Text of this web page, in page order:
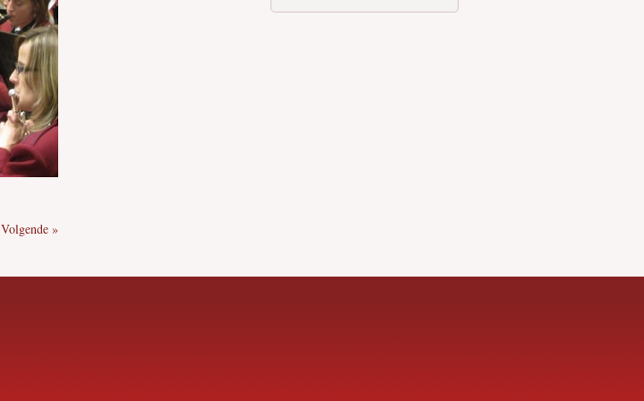
Volgende »